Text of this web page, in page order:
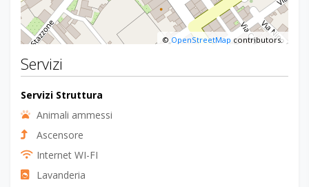
©OpenStreetMap contributors.
Servizi
Servizi Struttura
Animali ammessi
Ascensore
Internet WI-FI
Lavanderia